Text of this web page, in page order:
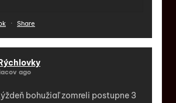
· Share
ago
bohužiaľ zomreli postupne 3